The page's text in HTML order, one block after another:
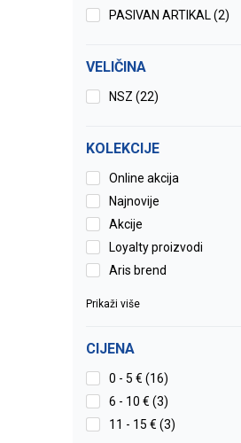
PASIVAN ARTIKAL (2)
VELIČINA
NSZ (22)
KOLEKCIJE
Online akcija
Najnovije
Akcije
Loyalty proizvodi
Aris brend
Prikaži više
CIJENA
0 - 5 € (16)
6 - 10 € (3)
11 - 15 € (3)